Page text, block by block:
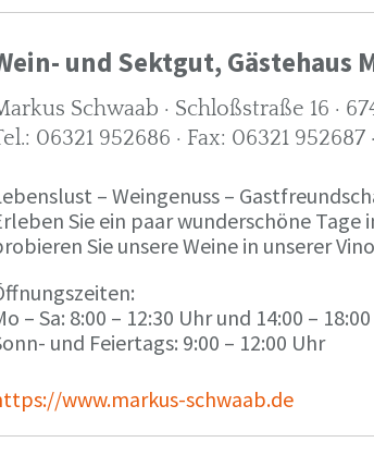
und Sektgut, Gästehaus
Schwaab · Schloßstraße 16 ·
06321 952686 · Fax: 06321
– Weingenuss –
Sie ein paar wunderschöne
Sie unsere Weine in unserer
– Sa: 8:00 – 12:30 Uhr und 14:00 –
und Feiertags: 9:00 – 12:00 Uhr
www.markus-schwaab.de